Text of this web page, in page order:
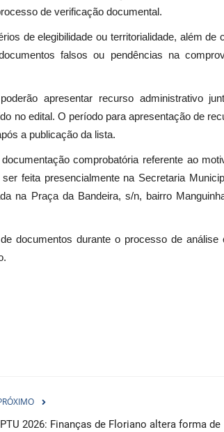
de verificação documental.
de elegibilidade ou territorialidade, além de
falsos ou pendências na
apresentar recurso administrativo
no edital. O período para apresentação de
a publicação da lista.
comprobatória referente ao
feita presencialmente na Secretaria
na Praça da Bandeira, s/n, bairro
documentos durante o processo de análise
2026: Finanças de Floriano altera forma de